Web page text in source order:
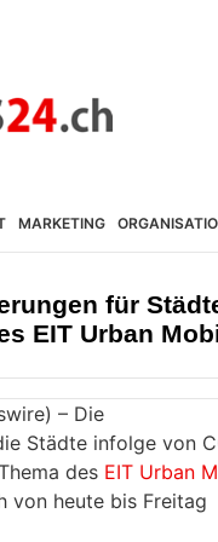
MARKETING
für
EIT Urban
– Die
Städte infolge von
des EIT Urban
von heute bis Freitag